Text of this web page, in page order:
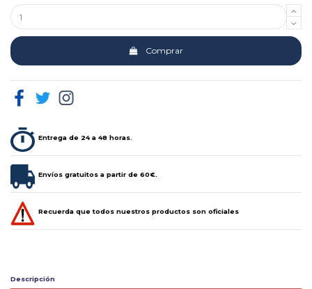
Comprar
Entrega de 24 a 48 horas.
Envíos gratuitos a partir de 60€.
Recuerda que todos nuestros productos son oficiales
Descripción